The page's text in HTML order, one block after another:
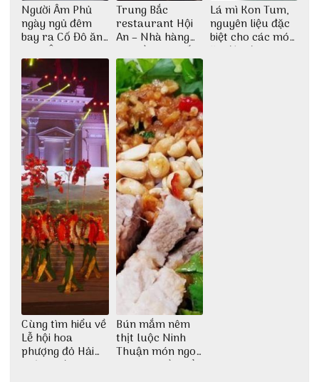
Người Âm Phủ
ngày ngủ đêm
bay ra Cố Đô ăn
Cơm Âm Phủ
Huế
Trung Bắc
restaurant Hội
An – Nhà hàng
cao lầu có thiết
kế vô cùng ấn
tượng giữa lòng
phố Hội
Lá mì Kon Tum,
nguyên liệu đặc
biệt cho các món
ăn độc đáo
Cùng tìm hiểu về
Lễ hội hoa
phượng đỏ Hải
Phòng với 3vi.vn
Bún mắm nêm
thịt luộc Ninh
Thuận món ngon
dân dã miền biển